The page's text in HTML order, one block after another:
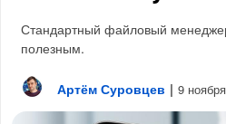
Стандартный файловый
полезным.
Артём Суровцев | 9